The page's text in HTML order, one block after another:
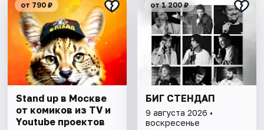
от 790 ₽
Stand up в Москве
от комиков из TV и
Youtube проектов
от 1 200 ₽
БИГ СТЕНДАП
9 августа 2026 •
воскресенье